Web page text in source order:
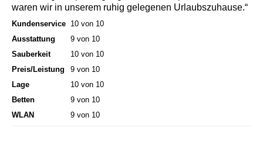
waren wir in unserem ruhig gelegenen Urlaubszuhause.“
Kundenservice 10 von 10
Ausstattung
9 von 10
Sauberkeit
10 von 10
Preis/Leistung
9 von 10
Lage
10 von 10
Betten
9 von 10
WLAN
9 von 10